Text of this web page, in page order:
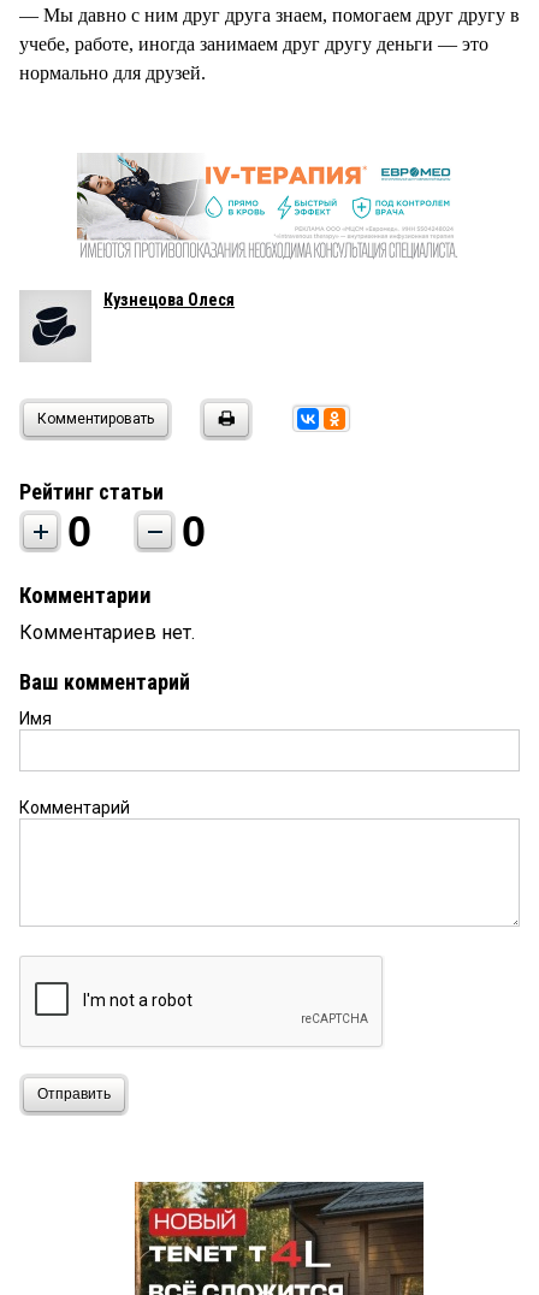
— Мы давно с ним друг друга знаем, помогаем друг другу в
учебе, работе, иногда занимаем друг другу деньги — это
нормально для друзей.
Кузнецова Олеся
Комментировать
Рейтинг статьи
0 0
Комментарии
Комментариев нет.
Ваш комментарий
Имя
Комментарий
Отправить